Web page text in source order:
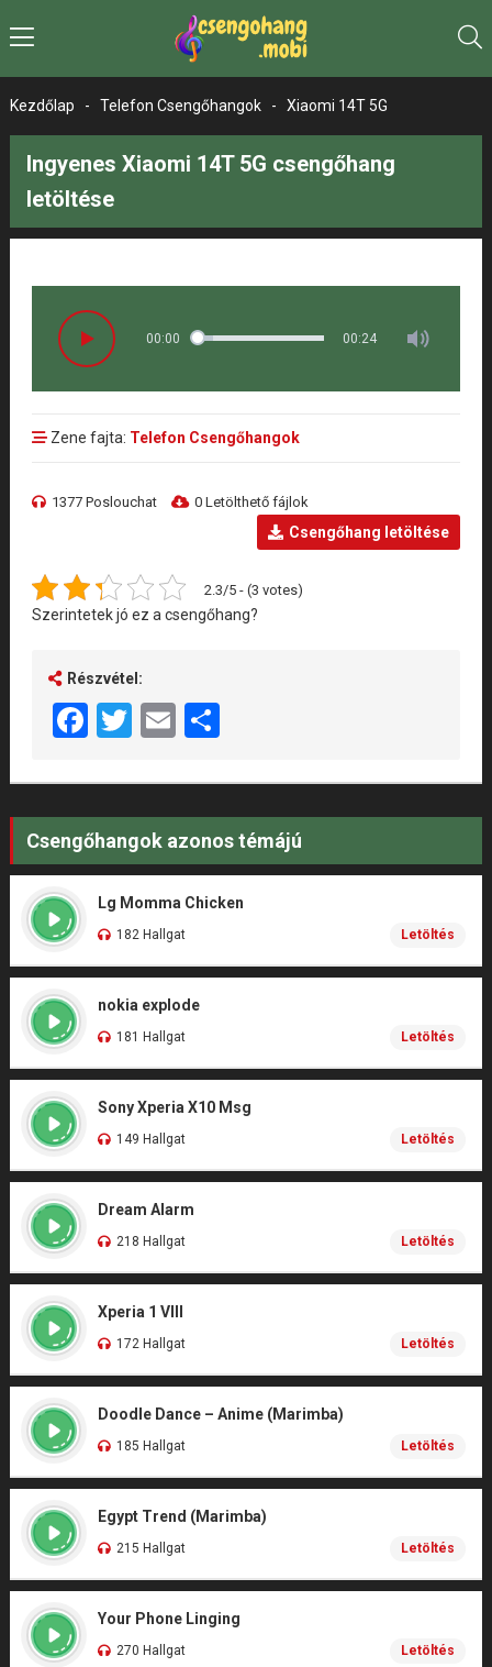
Kezdőlap - Telefon Csengőhangok - Xiaomi 14T 5G
Ingyenes Xiaomi 14T 5G csengőhang
letöltése
00:00 00:24
Zene fajta: Telefon Csengőhangok
1377 Poslouchat 0 Letölthető fájlok
Csengőhang letöltése
2.3/5 - (3 votes)
Szerintetek jó ez a csengőhang?
Részvétel:
Facebook
Twitter
EmailShare
Csengőhangok azonos témájú
Lg Momma Chicken
182 Hallgat Letöltés
nokia explode
181 Hallgat Letöltés
Sony Xperia X10 Msg
149 Hallgat Letöltés
Dream Alarm
218 Hallgat Letöltés
Xperia 1 VIII
172 Hallgat Letöltés
Doodle Dance – Anime (Marimba)
185 Hallgat Letöltés
Egypt Trend (Marimba)
215 Hallgat Letöltés
Your Phone Linging
270 Hallgat Letöltés